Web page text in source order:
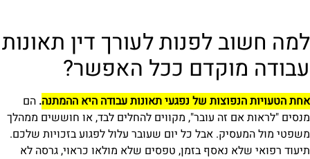
למה חשוב לפנות לעורך דין תאונות
עבודה מוקדם ככל האפשר?
אחת הטעויות הנפוצות של נפגעי תאונות עבודה היא ההמתנה. הם
מנסים "לראות אם זה עובר", מקווים להחלים לבד, או חוששים ממהלך
משפטי מול המעסיק. אבל כל יום שעובר עלול לפגוע בזכויות שלכם.
תיעוד רפואי שלא נאסף בזמן, טפסים שלא מולאו כראוי, גרסה לא